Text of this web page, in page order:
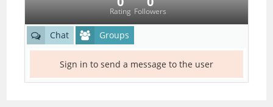
Rating Followers
Chat Groups
Sign in to send a message to the user